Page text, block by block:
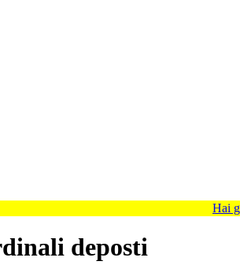
Hai
deposti